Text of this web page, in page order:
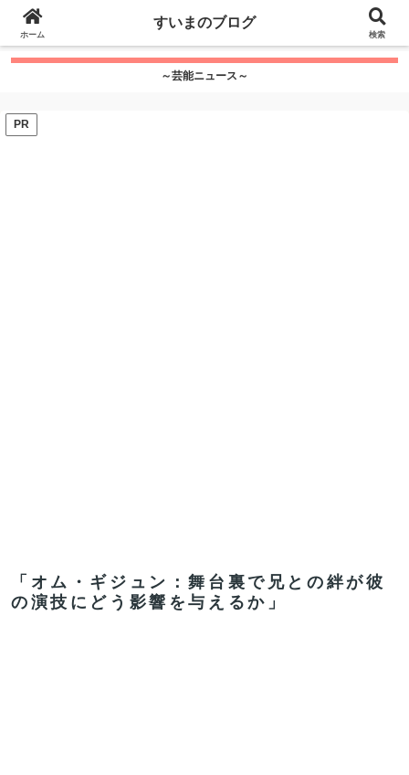
google.com, pub-7115624674097404, DIRECT,
f08c47fec0942fa0
～芸能ニュース～
PR
「オム・ギジュン：舞台裏で兄との絆が彼
の演技にどう影響を与えるか」
ホーム
すいまのブログ
検索